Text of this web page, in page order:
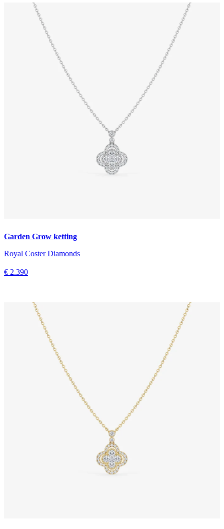
Garden Grow ketting
Royal Coster Diamonds
€ 2.390